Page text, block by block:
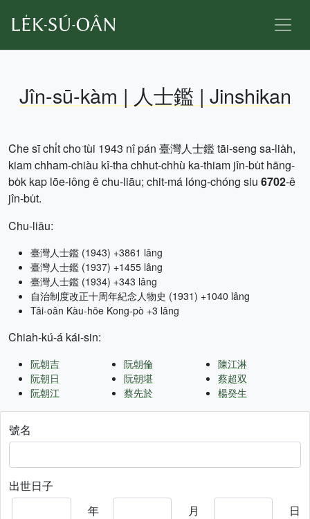
Jîn-sū-kàm | 人士鑑 | Jinshikan
Che sī chi̍t cho͘ tùi 1943 nî pán 臺灣人士鑑 tāi-seng sa-lia̍h,
kiam chham-chiàu kî-tha chhut-chhù ka-thiam jîn-bu̍t hāng-
bo̍k kap lōe-iông ê chu-liāu; chit-má lóng-chóng siu 6702-ê
jîn-bu̍t.
Chu-liāu:
臺灣人士鑑 (1943) +3861 lâng
臺灣人士鑑 (1937) +1455 lâng
臺灣人士鑑 (1934) +343 lâng
自治制度改正十周年紀念人物史 (1931) +1040 lâng
Tâi-oân Kàu-hōe Kong-pò +3 lâng
Chiah-kú-á kái-sin:
阮朝吉
阮朝日
阮朝江
阮朝倫
阮朝堪
蔡先於
陳江淋
蔡超双
楊癸生
號名
出世日子
年
月
日